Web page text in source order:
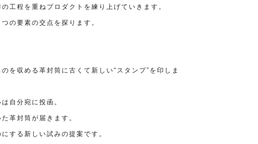
程を重ねプロダクトを練り上げていきます。
の要素の交点を探ります。
を収める革封筒に古くて新しい“スタンプ”を印しま
自分宛に投函。
革封筒が届きます。
する新しい試みの提案です。